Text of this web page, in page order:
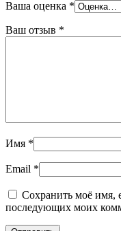
Ваша оценка *
Ваш отзыв *
Имя *
Email *
Сохранить моё имя,
последующих моих